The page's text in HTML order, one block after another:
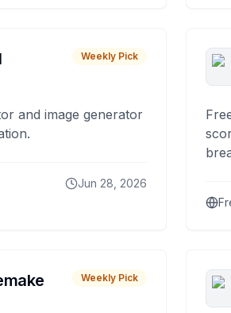
Weekly Pick
and image generator
Jun 28, 2026
Weekly Pick